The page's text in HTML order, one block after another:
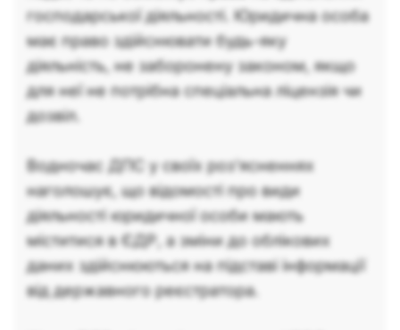
господарської діяльності. Юридична особа
має право здійснювати будь-яку
діяльність, не заборонену законом, якщо
для неї не потрібна спеціальна ліцензія чи
дозвіл.
Водночас ДПС у своїх роз'ясненнях
наголошує, що відомості про види
діяльності юридичної особи мають
міститися в ЄДР, а зміни до облікових
даних здійснюються на підставі інформації
від державного реєстратора.